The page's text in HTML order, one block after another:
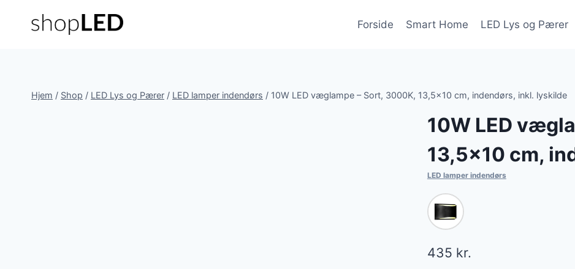
Forside Smart Home LED Lys og Pærer
Hjem / Shop / LED Lys og Pærer / LED lamper indendørs / 10W LED væglampe – Sort, 3000K, 13,5×10 cm, indendørs, inkl. lyskilde
10W LED
13,5×10 cm,
LED lamper indendørs
435 kr.